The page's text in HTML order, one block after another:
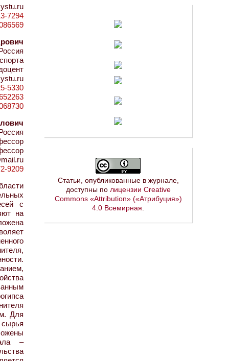
7294
5330
9209
с
на
Для
–
Статьи, опубликованные в журнале,
доступны по лицензии Creative
Commons «Attribution» («Атрибуция»)
4.0 Всемирная